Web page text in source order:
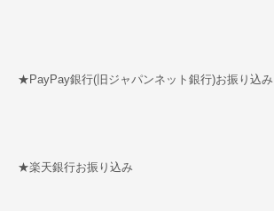
★PayPay銀行(旧ジャパンネット銀行)お振り込み
★楽天銀行お振り込み